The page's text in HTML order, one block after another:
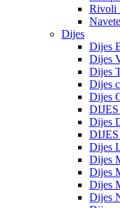
Rivoli
Dijes
Dijes
Dijes
Dijes
Dijes
Dijes
Dijes
Dijes
Dijes
Dijes
Dijes
Dijes